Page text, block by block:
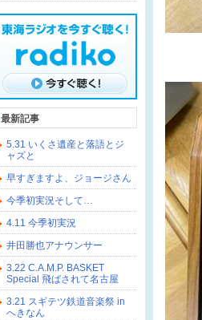
最新記事
5.31 いくさ遺産と落語とジ
ャズと
早すぎますよ、ジョージさん
今季初実況そして…
4.11 今季初実況
井田勝也アナウンサー
3.22 C.A.M.P. BASKET
Special 飛ばされて名古屋
3.21 スギテツ鉄道音楽祭 in
へきなん